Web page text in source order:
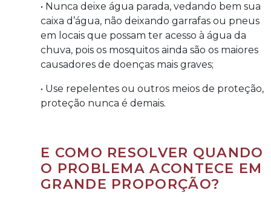
• Nunca deixe água parada, vedando bem sua
caixa d’água, não deixando garrafas ou pneus
em locais que possam ter acesso à água da
chuva, pois os mosquitos ainda são os maiores
causadores de doenças mais graves;
• Use repelentes ou outros meios de proteção,
proteção nunca é demais.
E COMO RESOLVER QUANDO
O PROBLEMA ACONTECE EM
GRANDE PROPORÇÃO?